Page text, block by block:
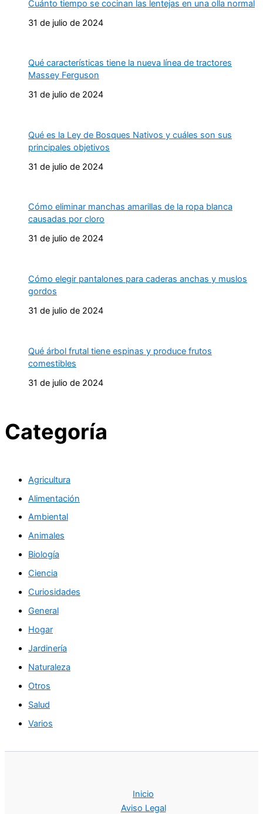
Cuánto tiempo se cocinan las lentejas en una olla normal
31 de julio de 2024
Qué características tiene la nueva línea de tractores
Massey Ferguson
31 de julio de 2024
Qué es la Ley de Bosques Nativos y cuáles son sus
principales objetivos
31 de julio de 2024
Cómo eliminar manchas amarillas de la ropa blanca
causadas por cloro
31 de julio de 2024
Cómo elegir pantalones para caderas anchas y muslos
gordos
31 de julio de 2024
Qué árbol frutal tiene espinas y produce frutos
comestibles
31 de julio de 2024
Categoría
Agricultura
Alimentación
Ambiental
Animales
Biología
Ciencia
Curiosidades
General
Hogar
Jardinería
Naturaleza
Otros
Salud
Varios
Inicio
Aviso Legal